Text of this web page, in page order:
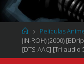
Página
de
Inicio
Películas
JIN-ROH) (2000)
[DTS-AAC] [Tri-